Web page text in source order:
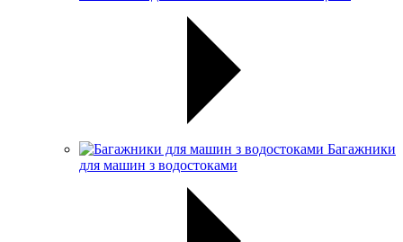
Багажники
для машин з водостоками